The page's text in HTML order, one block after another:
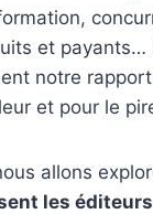
et payants…
notre
et pour le
allons
les